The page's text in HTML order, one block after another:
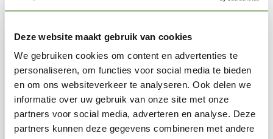
Deze website maakt gebruik van cookies
We gebruiken cookies om content en advertenties te
personaliseren, om functies voor social media te bieden
en om ons websiteverkeer te analyseren. Ook delen we
informatie over uw gebruik van onze site met onze
partners voor social media, adverteren en analyse. Deze
partners kunnen deze gegevens combineren met andere
CITADEL